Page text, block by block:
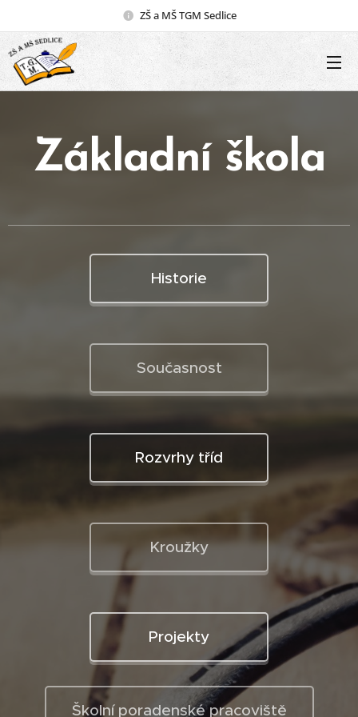
ZŠ a MŠ TGM Sedlice
Základní škola
Historie
Současnost
Rozvrhy tříd
Kroužky
Projekty
Školní poradenské pracoviště